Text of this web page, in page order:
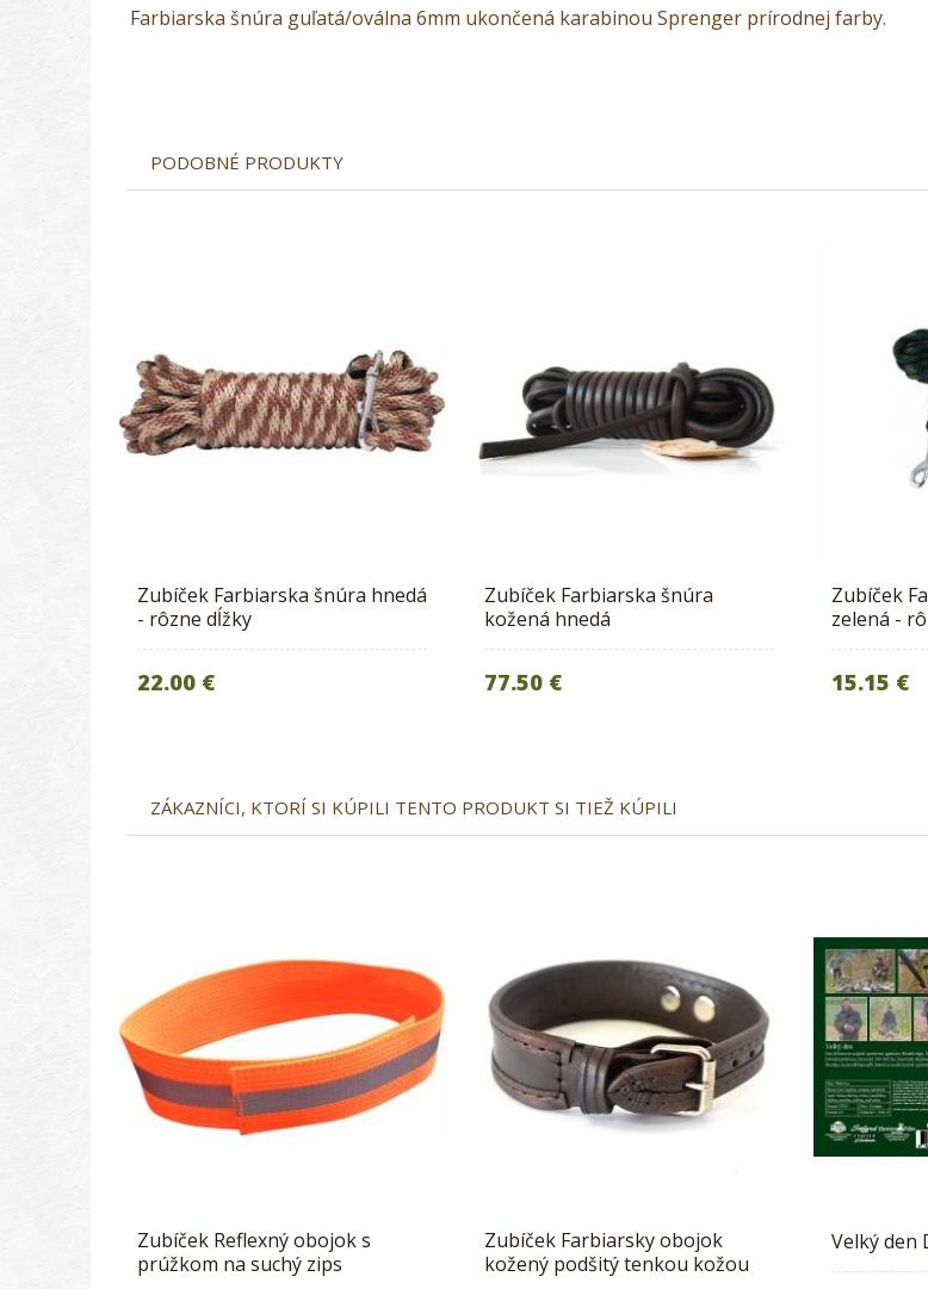
Farbiarska šnúra guľatá/oválna 6mm ukončená karabinou Sprenger prírodnej farby.
PODOBNÉ PRODUKTY
Zubíček Farbiarska šnúra hnedá
- rôzne dĺžky
22.00 €
Zubíček Farbiarska šnúra
kožená hnedá
77.50 €
Zubíček
zelená -
15.15 €
ZÁKAZNÍCI, KTORÍ SI KÚPILI TENTO PRODUKT SI TIEŽ KÚPILI
Zubíček Reflexný obojok s
prúžkom na suchý zips
Zubíček Farbiarsky obojok
kožený podšitý tenkou kožou
Velký den